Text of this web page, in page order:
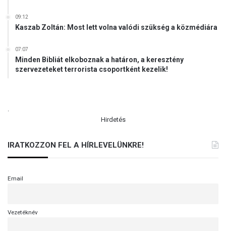
09:12
Kaszab Zoltán: Most lett volna valódi szükség a közmédiára
07:07
Minden Bibliát elkoboznak a határon, a keresztény
szervezeteket terrorista csoportként kezelik!
.
Hirdetés
IRATKOZZON FEL A HÍRLEVELÜNKRE!
Email
Vezetéknév